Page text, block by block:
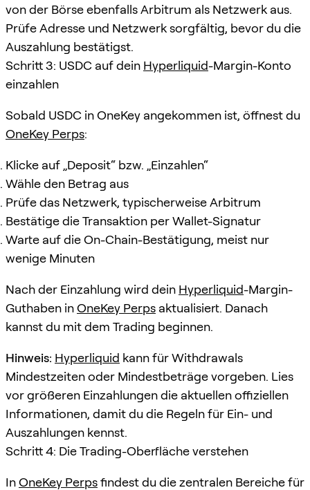
von der Börse ebenfalls Arbitrum als Netzwerk aus.
Prüfe Adresse und Netzwerk sorgfältig, bevor du die
Auszahlung bestätigst.
Schritt 3: USDC auf dein Hyperliquid-Margin-Konto
einzahlen
Sobald USDC in OneKey angekommen ist, öffnest du
OneKey Perps:
Klicke auf „Deposit“ bzw. „Einzahlen“
Wähle den Betrag aus
Prüfe das Netzwerk, typischerweise Arbitrum
Bestätige die Transaktion per Wallet-Signatur
Warte auf die On-Chain-Bestätigung, meist nur
wenige Minuten
Nach der Einzahlung wird dein Hyperliquid-Margin-
Guthaben inOneKey Perps aktualisiert. Danach
kannst du mit dem Trading beginnen.
Hinweis: Hyperliquid kann für Withdrawals
Mindestzeiten oder Mindestbeträge vorgeben. Lies
vor größeren Einzahlungen die aktuellen offiziellen
Informationen, damit du die Regeln für Ein- und
Auszahlungen kennst.
Schritt 4: Die Trading-Oberfläche verstehen
InOneKey Perpsfindest du die zentralen Bereiche für